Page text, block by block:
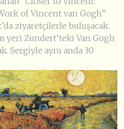
of Vincent van Gogh”
ziyaretçilerle buluşacak.
yeri Zundert’teki Van Gogh
Sergiyle aynı anda 30